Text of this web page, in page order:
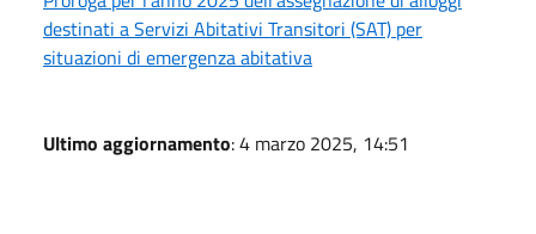
destinati a Servizi Abitativi Transitori (SAT) per
situazioni di emergenza abitativa
Ultimo aggiornamento: 4 marzo 2025, 14:51